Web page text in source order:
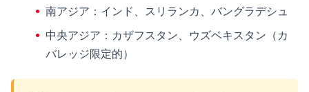
南アジア ：インド、スリランカ、バングラデシュ
中央アジア ：カザフスタン、ウズベキスタン（カ
バレッジ限定的）